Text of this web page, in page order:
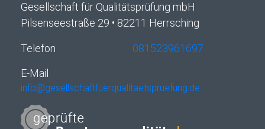
Gesellschaft für Qualitätsprüfung mbH
Pilsenseestraße 29 • 82211 Herrsching
Telefon
081523961697
E-Mail
info@gesellschaftfuerqualitaetspruefung.de